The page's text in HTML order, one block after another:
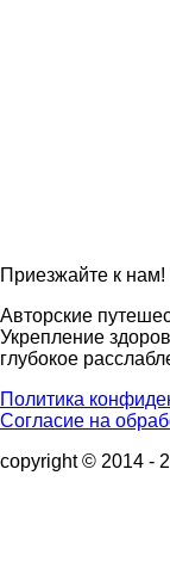
Приезжайте к нам!
Авторские
Укрепление
глубокое
Политика
Согласие на
copyright © 2014 -